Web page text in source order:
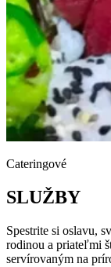
Cateringové
SLUŽBY
Spestrite si oslavu,
rodinou a priateľmi
servírovaným na